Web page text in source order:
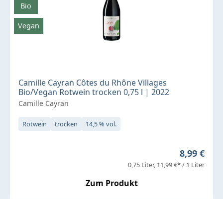
Camille Cayran Côtes du Rhône Villages
Bio/Vegan Rotwein trocken 0,75 l | 2022
Camille Cayran
Rotwein trocken 14,5 % vol.
Regulärer
8,99 €
0,75 Liter 11,99 €* / 1 Liter
Zum Produkt
Bio
Vegan